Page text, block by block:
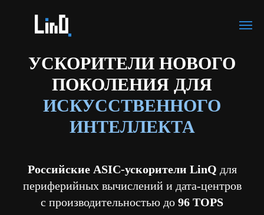
УСКОРИТЕЛИ НОВОГО
ПОКОЛЕНИЯ ДЛЯ
ИСКУССТВЕННОГО
ИНТЕЛЛЕКТА
Российские ASIC-ускорители LinQ для
периферийных вычислений и дата-центров
с производительностью до 96 TOPS